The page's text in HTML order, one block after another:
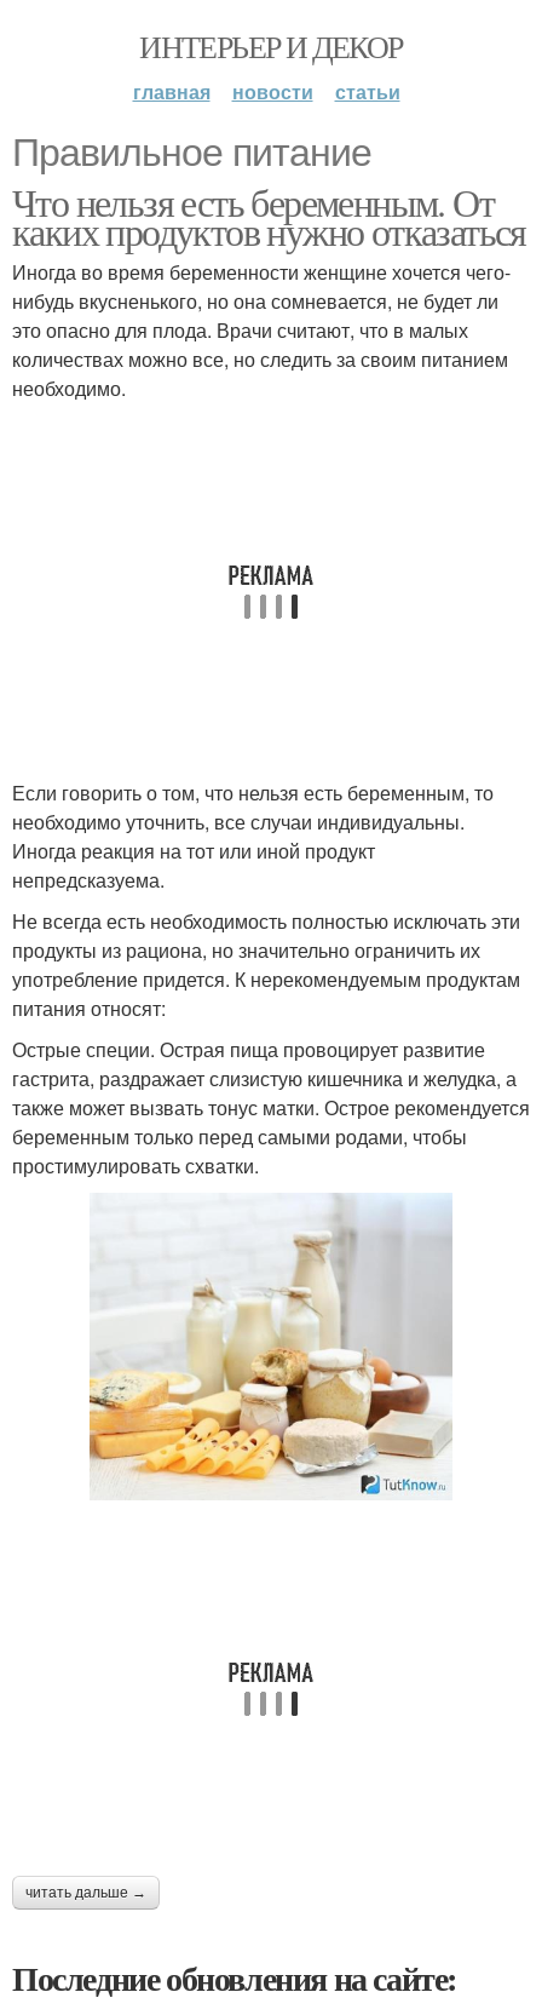
ИНТЕРЬЕР И ДЕКОР
главная новости статьи
Правильное питание
Что нельзя есть беременным. От
каких продуктов нужно отказаться
Иногда во время беременности женщине хочется чего-
нибудь вкусненького, но она сомневается, не будет ли
это опасно для плода. Врачи считают, что в малых
количествах можно все, но следить за своим питанием
необходимо.
Если говорить о том, что нельзя есть беременным, то
необходимо уточнить, все случаи индивидуальны.
Иногда реакция на тот или иной продукт
непредсказуема.
Не всегда есть необходимость полностью исключать эти
продукты из рациона, но значительно ограничить их
употребление придется. К нерекомендуемым продуктам
питания относят:
Острые специи. Острая пища провоцирует развитие
гастрита, раздражает слизистую кишечника и желудка, а
также может вызвать тонус матки. Острое рекомендуется
беременным только перед самыми родами, чтобы
простимулировать схватки.
читать дальше →
Последние обновления на сайте: